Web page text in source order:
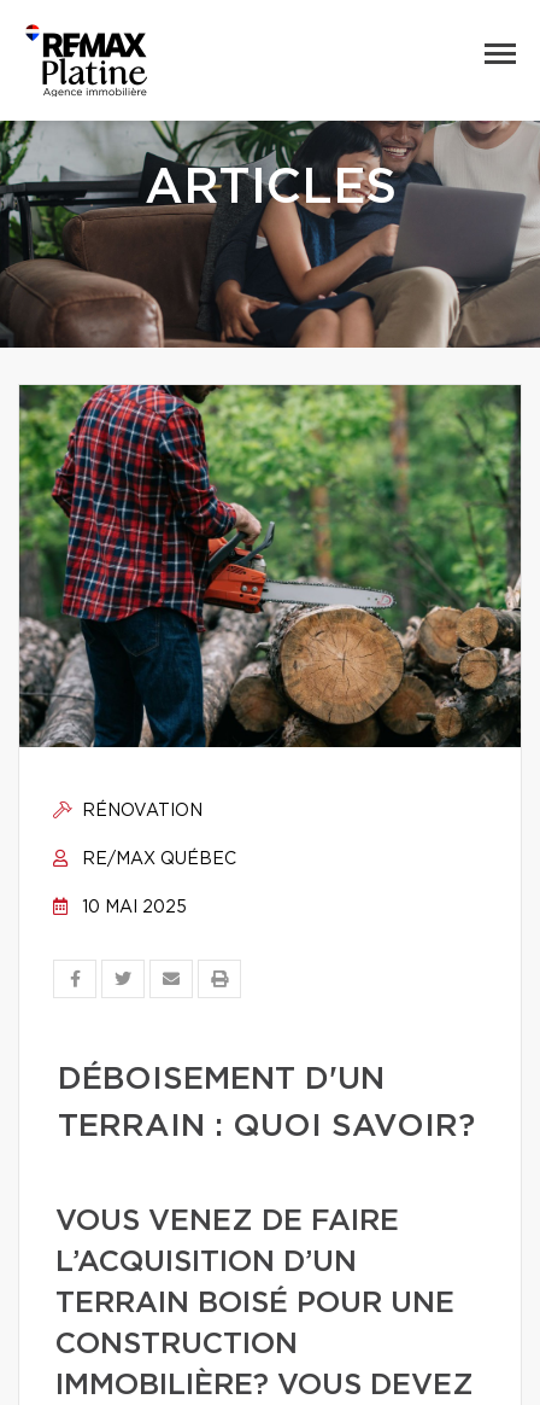
ARTICLES
RÉNOVATION
RE/MAX QUÉBEC
10 MAI 2025
DÉBOISEMENT D'UN
TERRAIN : QUOI SAVOIR?
VOUS VENEZ DE FAIRE
L’ACQUISITION D’UN
TERRAIN BOISÉ POUR UNE
CONSTRUCTION
IMMOBILIÈRE? VOUS DEVEZ